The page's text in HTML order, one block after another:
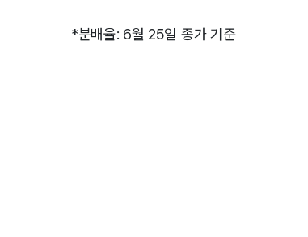
*분배율: 6월 25일 종가 기준